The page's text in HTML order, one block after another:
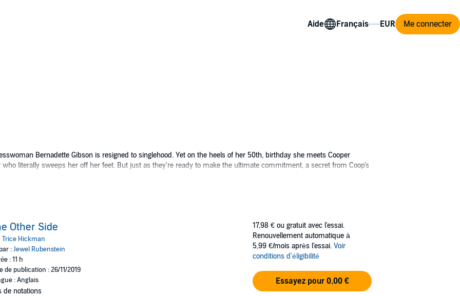
Aide Me connecter
Bernadette Gibson is resigned to singlehood. Yet on the heels of her 50th, birthday she meets Cooper
literally sweeps her off her feet. But just as they're ready to make the ultimate commitment, a secret from Coop's
NC, to visit her cousin, Bernadette - and finds unexpected love. Yet as wedding bells promise to ring, Tess
Arizona May is thrilled to be just a few months away from marrying the love of her life. Until then, she and her fiance
30th birthday, they surrender to passion - and she discovers something about her Prince Charming that leads
Other Side
Trice Hickman
:Jewel Rubenstein
: 11 h
de publication : 26/11/2019
: Anglais
de notations
17,98 € ou gratuit avec l'essai.
Renouvellement automatique à
5,99 €/mois après l'essai. Voir
conditions d'éligibilité
Essayez pour 0,00 €